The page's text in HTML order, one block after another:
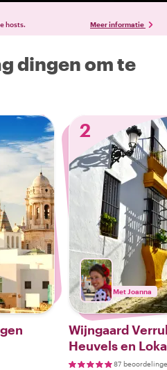
hosts. Meer informatie
dingen om te
2
Met Joanna
Wijngaard
Heuvels en
87